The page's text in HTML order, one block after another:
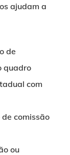
ajudam a
de
quadro
com
comissão
ou